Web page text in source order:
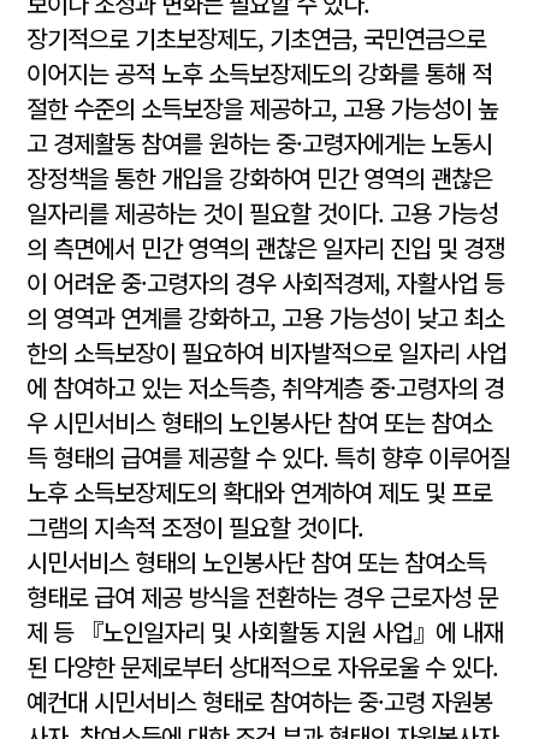
장기적으로 기초보장제도, 기초연금, 국민연금으로
이어지는 공적 노후 소득보장제도의 강화를 통해 적
절한 수준의 소득보장을 제공하고, 고용 가능성이 높
고 경제활동 참여를 원하는 중·고령자에게는 노동시
장정책을 통한 개입을 강화하여 민간 영역의 괜찮은
일자리를 제공하는 것이 필요할 것이다. 고용 가능성
의 측면에서 민간 영역의 괜찮은 일자리 진입 및 경쟁
이 어려운 중·고령자의 경우 사회적경제, 자활사업 등
의 영역과 연계를 강화하고, 고용 가능성이 낮고 최소
한의 소득보장이 필요하여 비자발적으로 일자리 사업
에 참여하고 있는 저소득층, 취약계층 중·고령자의 경
우 시민서비스 형태의 노인봉사단 참여 또는 참여소
득 형태의 급여를 제공할 수 있다. 특히 향후 이루어질
노후 소득보장제도의 확대와 연계하여 제도 및 프로
그램의 지속적 조정이 필요할 것이다.
시민서비스 형태의 노인봉사단 참여 또는 참여소득
형태로 급여 제공 방식을 전환하는 경우 근로자성 문
제 등 『노인일자리 및 사회활동 지원 사업』에 내재
된 다양한 문제로부터 상대적으로 자유로울 수 있다.
예컨대 시민서비스 형태로 참여하는 중·고령 자원봉